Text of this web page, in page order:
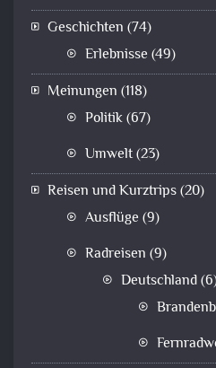
Geschichten (74)
Erlebnisse (49)
Meinungen (118)
Politik(67)
Umwelt(23)
Reisen und Kurztrips(20)
Ausflüge (9)
Radreisen (9)
Deutschland